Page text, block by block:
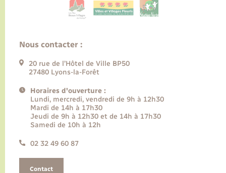
Nous contacter :
20 rue de l’Hôtel de Ville BP50
27480 Lyons-la-Forêt
Horaires d'ouverture :
Lundi, mercredi, vendredi de 9h à 12h30
Mardi de 14h à 17h30
Jeudi de 9h à 12h30 et de 14h à 17h30
Samedi de 10h à 12h
02 32 49 60 87
Contact